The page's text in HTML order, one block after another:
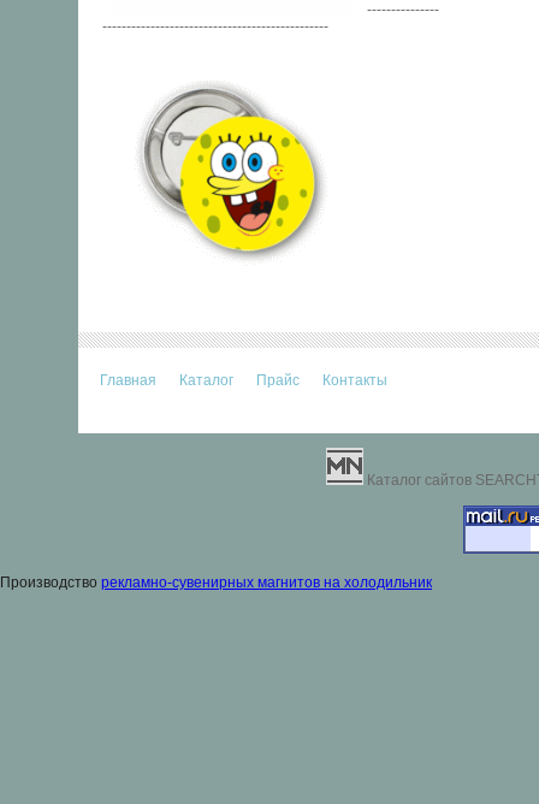
---------------
-----------------------------------------------
Главная Каталог Прайс Контакты
Каталог сайтов
Производство рекламно-сувенирных магнитов на холодильник